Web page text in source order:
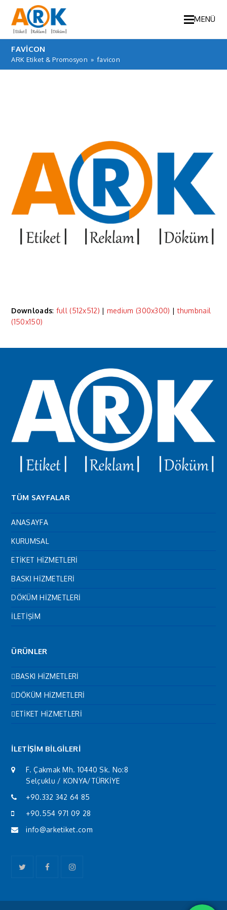
MENÜ
FAVICON
ARK Etiket & Promosyon » favicon
Downloads: full (512x512) | medium (300x300) |thumbnail
(150x150)
TÜM SAYFALAR
ANASAYFA
KURUMSAL
ETİKET HİZMETLERİ
BASKI HİZMETLERİ
DÖKÜM HİZMETLERİ
İLETİŞİM
ÜRÜNLER
BASKI HİZMETLERİ
DÖKÜM HİZMETLERİ
ETİKET HİZMETLERİ
İLETİŞİM BİLGİLERİ
F. Çakmak Mh. 10440 Sk. No:8
Selçuklu / KONYA/TÜRKİYE
+90.332 342 64 85
+90.554 971 09 28
info@arketiket.com
TwitterFacebookInstagram